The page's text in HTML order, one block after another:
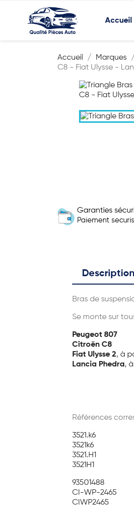
Accueil
Accueil Marques
C8 - Fiat Ulysse -
Garanties
Paiement
Description
Bras de
Se monte sur
Peugeot 807
Citroën C8
Fiat Ulysse 2, à
Lancia Phedra,
Références
3521.k6
3521k6
3521.H1
3521H1
93501488
CI-WP-2465
CIWP2465